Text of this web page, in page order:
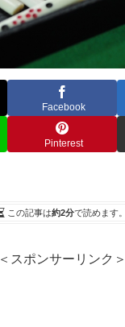
Facebook
Pinterest
この記事は約2分で読めます。
＜スポンサーリンク＞